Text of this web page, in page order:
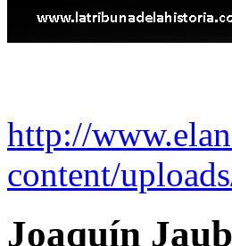
http://
content/
Joaquín